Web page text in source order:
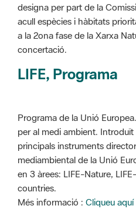
designa per part de la
acull espècies i hàbitats
a la 2ona fase de la Xarxa
concertació.
LIFE, Programa
Programa de la Unió
per al medi ambient.
principals instruments
mediambiental de la Unió
en 3 àrees: LIFE-Nature,
countries.
Més informació : Cliqueu aquí